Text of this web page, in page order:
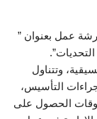
عمل بعنوان ”
وتتناول
التأسيس،
الحصول على